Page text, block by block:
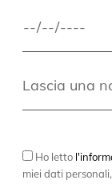
Ho letto
miei dati